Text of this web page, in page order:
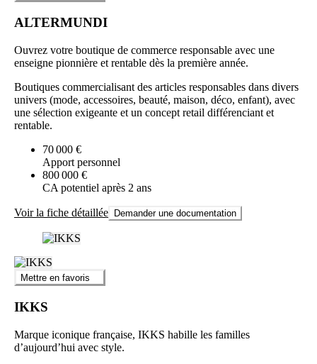
ALTERMUNDI
Ouvrez votre boutique de commerce responsable avec une
enseigne pionnière et rentable dès la première année.
Boutiques commercialisant des articles responsables dans divers
univers (mode, accessoires, beauté, maison, déco, enfant), avec
une sélection exigeante et un concept retail différenciant et
rentable.
70 000 €
Apport personnel
800 000 €
CA potentiel après 2 ans
Voir la fiche détaillée Demander une documentation
Mettre en favoris
IKKS
Marque iconique française, IKKS habille les familles
d’aujourd’hui avec style.